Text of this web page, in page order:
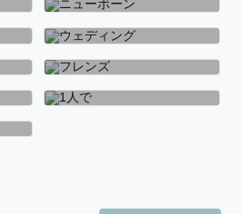
ニューボーン
ウェディング
フレンズ